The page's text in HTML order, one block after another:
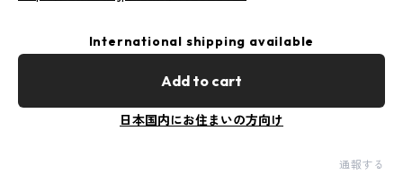
International shipping available
Add to cart
日本国内にお住まいの方向け
通報する